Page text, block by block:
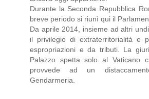
Durante la Seconda Repubblica
breve periodo si riunì qui il
Da aprile 2014, insieme ad altri
il privilegio di extraterritorialità e
espropriazioni e da tributi. La
Palazzo spetta solo al Vaticano
provvede ad un
Gendarmeria.